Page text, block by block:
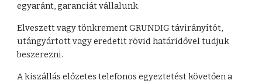
egyaránt, garanciát vállalunk.
Elveszett vagy tönkrement GRUNDIG távirányítót,
utángyártott vagy eredetit rövid határidővel tudjuk
beszerezni.
A kiszállás előzetes telefonos egyeztetést követően a